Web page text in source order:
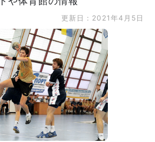
更新日：2021年4月5日